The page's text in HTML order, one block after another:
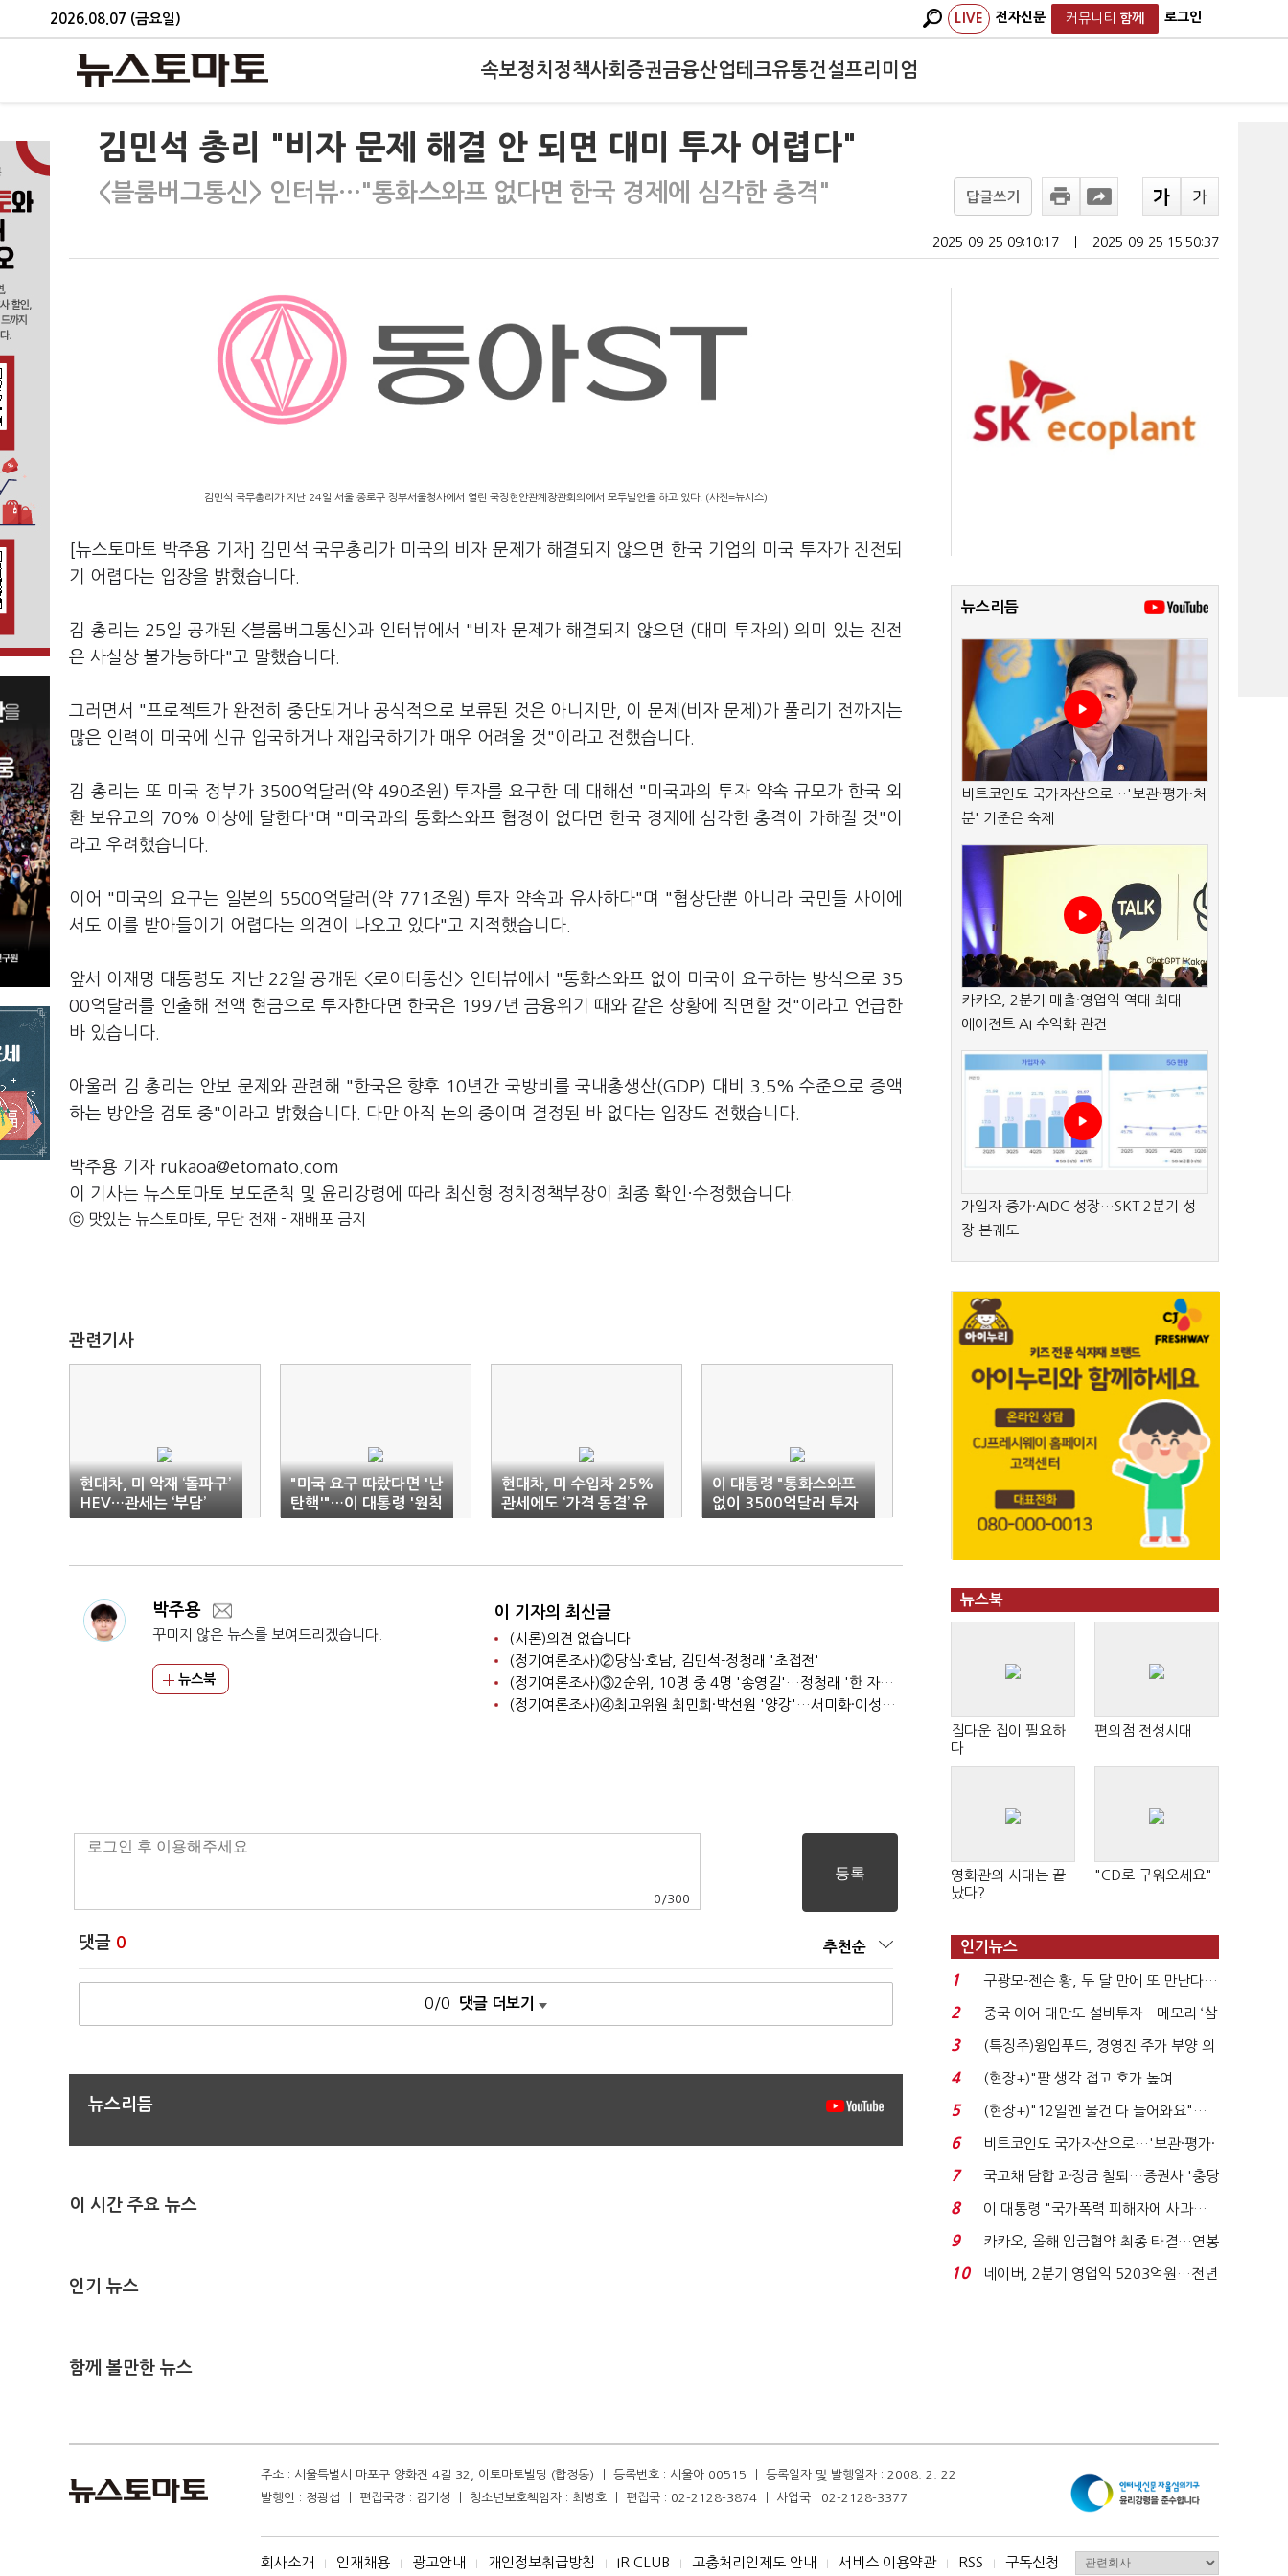
2026.08.07 (금요일) LIVE 전자신문 커뮤니티 함께 로그인
속보정치 정책사회 증권금융산업테크유통건설프리미엄
김민석 총리 "비자 문제 해결 안 되면 대미 투자 어렵다"
<블룸버그통신> 인터뷰…"통화스와프 없다면 한국 경제에 심각한 충격" 답글쓰기
2025-09-25 09:10:17 2025-09-25 15:50:37
김민석 국무총리가 지난 24일 서울 종로구 정부서울청사에서 열린 국정현안관계장관회의에서 모두발언을 하고 있다. (사진=뉴시스)
[뉴스토마토 박주용 기자] 김민석 국무총리가 미국의 비자 문제가 해결되지 않으면 한국 기업의 미국 투자가 진전되
기 어렵다는 입장을 밝혔습니다.
김 총리는 25일 공개된 <블룸버그통신>과 인터뷰에서 "비자 문제가 해결되지 않으면 (대미 투자의) 의미 있는 진전
은 사실상 불가능하다"고 말했습니다.
그러면서 "프로젝트가 완전히 중단되거나 공식적으로 보류된 것은 아니지만, 이 문제(비자 문제)가 풀리기 전까지는
많은 인력이 미국에 신규 입국하거나 재입국하기가 매우 어려울 것"이라고 전했습니다.
김 총리는 또 미국 정부가 3500억달러(약 490조원) 투자를 요구한 데 대해선 "미국과의 투자 약속 규모가 한국 외
환 보유고의 70% 이상에 달한다"며 "미국과의 통화스와프 협정이 없다면 한국 경제에 심각한 충격이 가해질 것"이
라고 우려했습니다.
이어 "미국의 요구는 일본의 5500억달러(약 771조원) 투자 약속과 유사하다"며 "협상단뿐 아니라 국민들 사이에
서도 이를 받아들이기 어렵다는 의견이 나오고 있다"고 지적했습니다.
앞서 이재명 대통령도 지난 22일 공개된 <로이터통신> 인터뷰에서 "통화스와프 없이 미국이 요구하는 방식으로 35
00억달러를 인출해 전액 현금으로 투자한다면 한국은 1997년 금융위기 때와 같은 상황에 직면할 것"이라고 언급한
바 있습니다.
아울러 김 총리는 안보 문제와 관련해 "한국은 향후 10년간 국방비를 국내총생산(GDP) 대비 3.5% 수준으로 증액
하는 방안을 검토 중"이라고 밝혔습니다. 다만 아직 논의 중이며 결정된 바 없다는 입장도 전했습니다.
박주용 기자 rukaoa@etomato.com
이 기사는 뉴스토마토 보도준칙 및 윤리강령에 따라 최신형 정치정책부장이 최종 확인·수정했습니다.
ⓒ 맛있는 뉴스토마토, 무단 전재 - 재배포 금지
관련기사
현대차, 미 악재 ‘돌파구’
HEV…관세는 ‘부담’
"미국 요구 따랐다면 '난
탄핵'"…이 대통령 '원칙
론' 재확인
현대차, 미 수입차 25%
관세에도 ‘가격 동결’ 유
지
이 대통령 "통화스와프
없이 3500억달러 투자
시 금융위기"
박주용
꾸미지 않은 뉴스를 보여드리겠습니다.
뉴스북
이 기자의 최신글
(시론)의견 없습니다
(정기여론조사)②당심·호남, 김민석-정청래 '초접전'
(정기여론조사)③2순위, 10명 중 4명 '송영길'…정청래 '한 자릿수'
(정기여론조사)④최고위원 최민희·박선원 '양강'…서미화·이성윤·임미애 뒤이어
0 /300
댓글 0 추천순
0/0 댓글 더보기
뉴스리듬
이 시간 주요 뉴스
인기 뉴스
함께 볼만한 뉴스
뉴스리듬
비트코인도 국가자산으로…'보관·평가·처
분' 기준은 숙제
카카오, 2분기 매출·영업익 역대 최대…
에이전트 AI 수익화 관건
가입자 증가·AIDC 성장…SKT 2분기 성
장 본궤도
뉴스북
집다운 집이 필요하
다
편의점 전성시대
영화관의 시대는 끝
났다?
"CD로 구워오세요"
인기뉴스
1
구광모-젠슨 황, 두 달 만에 또 만난다…
로봇·AI 등 논...
2
중국 이어 대만도 설비투자…메모리 ‘삼
국전쟁’
3
(특징주)윙입푸드, 경영진 주가 부양 의
지에 상한가...
4
(현장+)"팔 생각 접고 호가 높여
요"…'덜 똘똘한 한 채' 20...
5
(현장+)"12일엔 물건 다 들어와요"…
빈 매대 채우며 문 연 ...
6
비트코인도 국가자산으로…'보관·평가·
처분' 기준은 ...
7
국고채 담합 과징금 철퇴…증권사 '충당
금 폭탄' 우려...
8
이 대통령 "국가폭력 피해자에 사과…
적극적 조사로 진...
9
카카오, 올해 임금협약 최종 타결…연봉
6.3% 인상·격려...
10
네이버, 2분기 영업익 5203억원…전년
주소 : 서울특별시 마포구 양화진 4길 32, 이토마토빌딩 (합정동) ㅣ 등록번호 : 서울아 00515 ㅣ 등록일자 및 발행일자 : 2008. 2. 22
발행인 : 정광섭 ㅣ 편집국장 : 김기성 ㅣ 청소년보호책임자 : 최병호 ㅣ 편집국 : 02-2128-3874 ㅣ 사업국 : 02-2128-3377
회사소개 I 인재채용 I 광고안내 I 개인정보취급방침 I IR CLUB I 고충처리인제도 안내 I 서비스 이용약관 I RSS I 구독신청